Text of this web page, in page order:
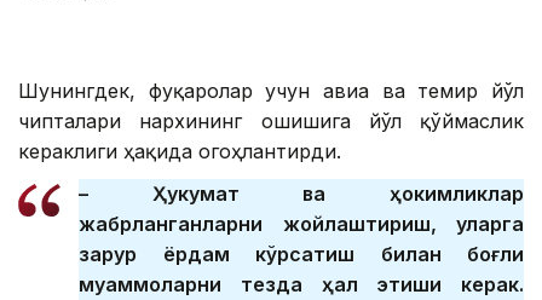
Шунингдек, фуқаролар учун авиа ва темир йўл
чипталари нархининг ошишига йўл қўймаслик
кераклиги ҳақида огоҳлантирди.
– Ҳукумат ва ҳокимликлар
жабрланганларни жойлаштириш, уларга
зарур ёрдам кўрсатиш билан боғлиқ
муаммоларни тезда ҳал этиши керак.